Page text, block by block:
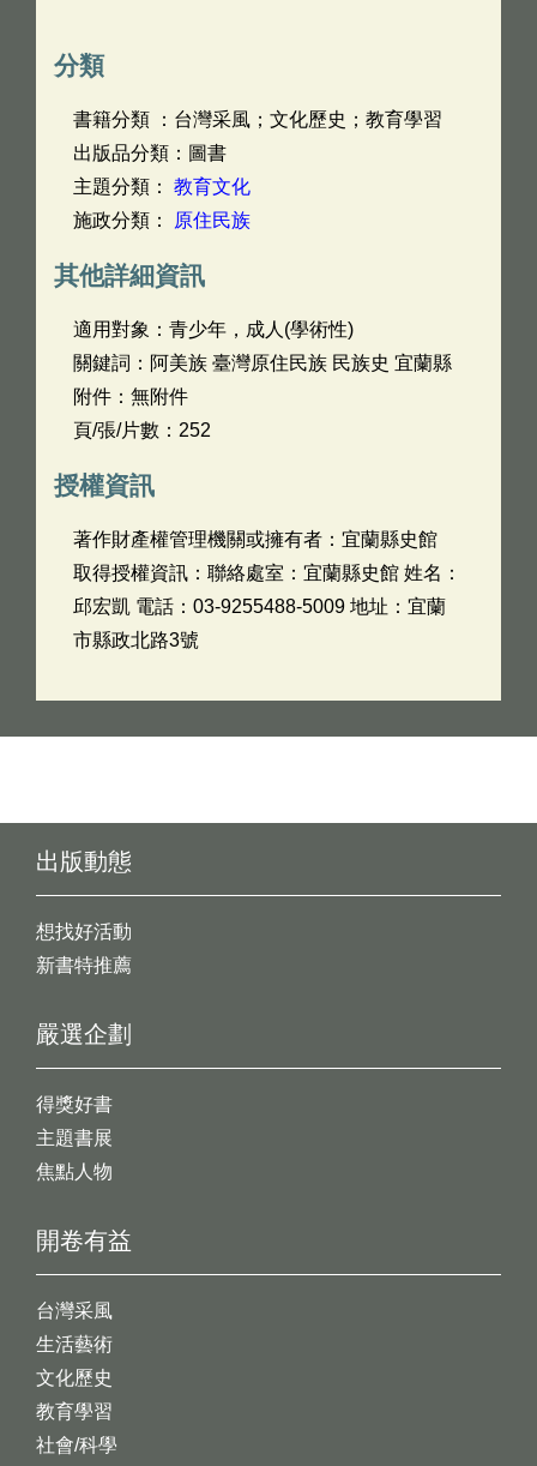
分類
書籍分類 ：台灣采風；文化歷史；教育學習
出版品分類：圖書
主題分類： 教育文化
施政分類：
原住民族
其他詳細資訊
適用對象：青少年，成人(學術性)
關鍵詞：阿美族 臺灣原住民族 民族史 宜蘭縣
附件：無附件
頁/張/片數：252
授權資訊
著作財產權管理機關或擁有者：宜蘭縣史館
取得授權資訊：聯絡處室：宜蘭縣史館 姓名：
邱宏凱 電話：03-9255488-5009 地址：宜蘭
市縣政北路3號
出版動態
想找好活動
新書特推薦
開卷有益
台灣采風
生活藝術
文化歷史
教育學習
社會/科學
嚴選企劃
得獎好書
主題書展
焦點人物